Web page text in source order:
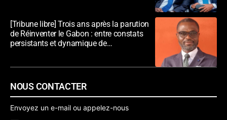
[Tribune libre] Trois ans après la parution
de Réinventer le Gabon : entre constats
persistants et dynamique de
NOUS CONTACTER
Envoyez un e-mail ou appelez-nous